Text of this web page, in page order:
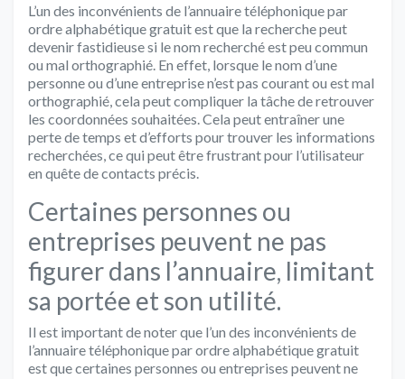
L’un des inconvénients de l’annuaire téléphonique par
ordre alphabétique gratuit est que la recherche peut
devenir fastidieuse si le nom recherché est peu commun
ou mal orthographié. En effet, lorsque le nom d’une
personne ou d’une entreprise n’est pas courant ou est mal
orthographié, cela peut compliquer la tâche de retrouver
les coordonnées souhaitées. Cela peut entraîner une
perte de temps et d’efforts pour trouver les informations
recherchées, ce qui peut être frustrant pour l’utilisateur
en quête de contacts précis.
Certaines personnes ou
entreprises peuvent ne pas
figurer dans l’annuaire, limitant
sa portée et son utilité.
Il est important de noter que l’un des inconvénients de
l’annuaire téléphonique par ordre alphabétique gratuit
est que certaines personnes ou entreprises peuvent ne